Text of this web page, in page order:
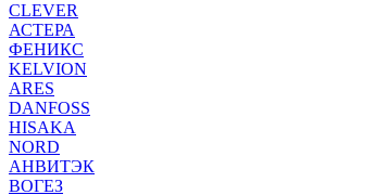
CLEVER
АСТЕРА
ФЕНИКС
KELVION
ARES
DANFOSS
HISAKA
NORD
АНВИТЭК
ВОГЕЗ